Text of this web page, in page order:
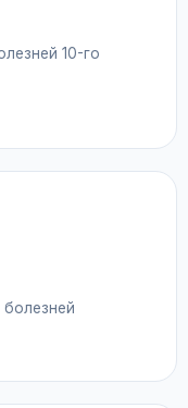
10-го
болезней